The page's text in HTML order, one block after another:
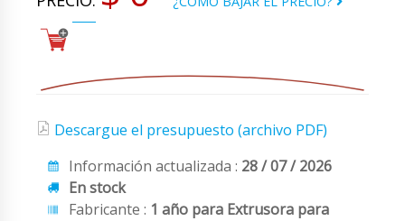
Descargue el presupuesto (archivo PDF)
Información actualizada : 28 / 07 / 2026
En stock
Fabricante : 1 año para Extrusora para